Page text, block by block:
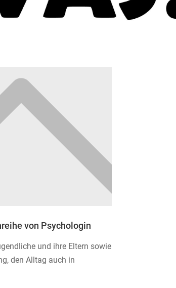
von Psychologin
und ihre Eltern sowie
den Alltag auch in